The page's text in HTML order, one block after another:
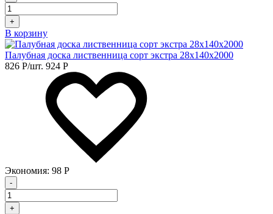
+
В корзину
Палубная доска лиственница сорт экстра 28х140х2000
826 Р/шт. 924 Р
Экономия: 98 Р
-
+